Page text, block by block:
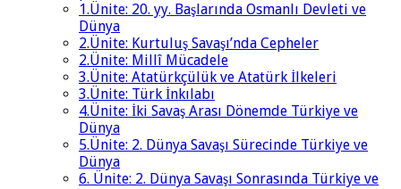
1.Ünite: 20. yy. Başlarında Osmanlı Devleti ve
Dünya
2.Ünite: Kurtuluş Savaşı’nda Cepheler
2.Ünite: Millî Mücadele
3.Ünite: Atatürkçülük ve Atatürk İlkeleri
3.Ünite: Türk İnkılabı
4.Ünite: İki Savaş Arası Dönemde Türkiye ve
Dünya
5.Ünite: 2. Dünya Savaşı Sürecinde Türkiye ve
Dünya
6. Ünite: 2. Dünya Savaşı Sonrasında Türkiye ve